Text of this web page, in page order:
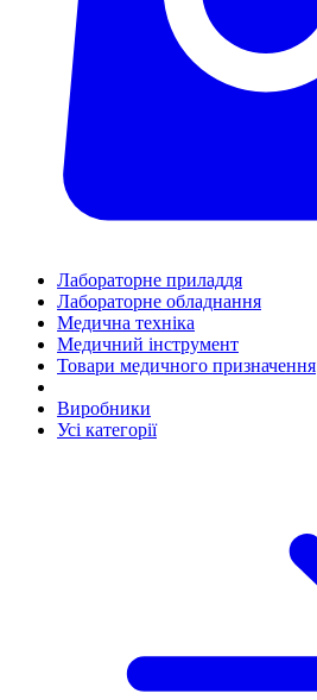
Лабораторне приладдя
Лабораторне обладнання
Медична техніка
Медичний інструмент
Товари медичного призначення
Виробники
Усі категорії